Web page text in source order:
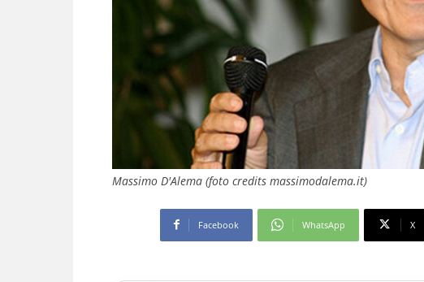
Massimo D'Alema (foto credits massimodalema.it)
Facebook WhatsApp X